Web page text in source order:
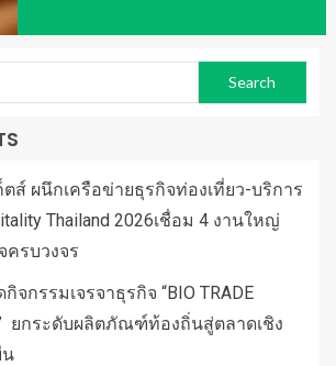
ส์ ผนึกเครือข่ายธุรกิจท่องเที่ยว-บริการ
Thailand 2026เชื่อม 4 งานใหญ่
ครบวงจร
จกรรมเจรจาธุรกิจ “BIO TRADE
ยกระดับผลิตภัณฑ์ท้องถิ่นสู่ตลาดเชิง
น